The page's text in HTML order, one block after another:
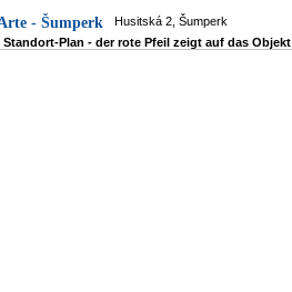
- Šumperk
Husitská 2, Šumperk
Standort-Plan - der rote Pfeil zeigt auf das Objekt